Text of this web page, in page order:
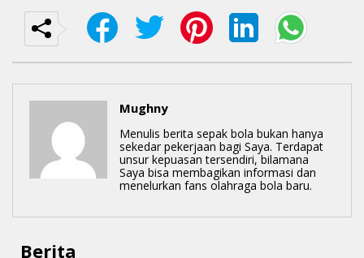
Mughny
Menulis berita sepak bola bukan hanya
sekedar pekerjaan bagi Saya. Terdapat
unsur kepuasan tersendiri, bilamana
Saya bisa membagikan informasi dan
menelurkan fans olahraga bola baru.
Berita